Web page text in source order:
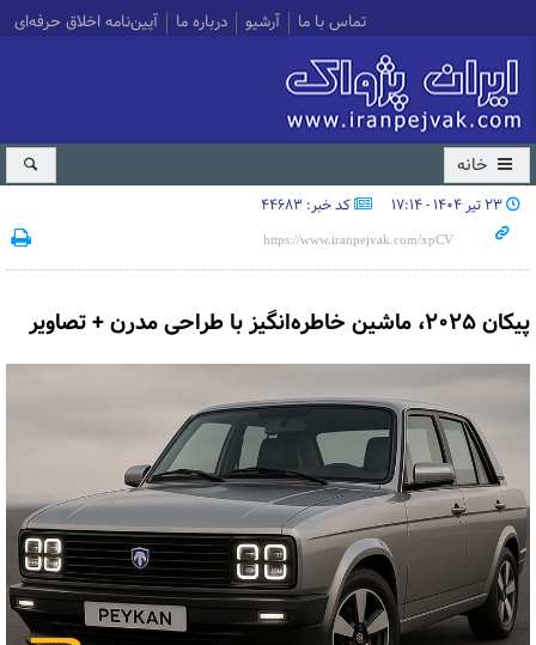
تماس با ما آرشیو درباره ما آیین‌نامه اخلاق حرفه‌ای
خانه
۲۳ تیر ۱۴۰۴ - ۱۷:۱۴ کد خبر: 44683
پیکان ۲۰۲۵، ماشین خاطره‌انگیز با طراحی مدرن + تصاویر